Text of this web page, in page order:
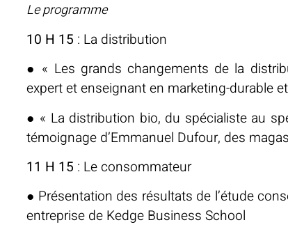
Le programme
10 H 15 : La distribution
● « Les grands changements de la
expert et enseignant en marketing-durable
● « La distribution bio, du spécialiste au
témoignage d’Emmanuel Dufour, des
11 H 15 : Le consommateur
● Présentation des résultats de l’étude
entreprise de Kedge Business School